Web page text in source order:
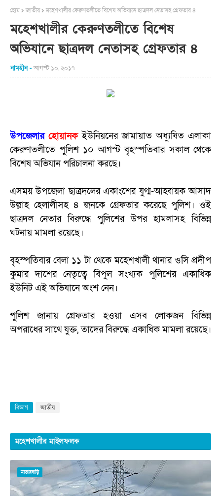
হোম জাতীয় মহেশখালীর কেরুণতলীতে বিশেষ অভিযানে ছাত্রদল নেতাসহ গ্রেফতার ৪
মহেশখালীর কেরুণতলীতে বিশেষ
অভিযানে ছাত্রদল নেতাসহ গ্রেফতার ৪
নামহীন আগস্ট ১০, ২০১৭
উপজেলার হোয়ানকইউনিয়নের জামায়াত অধ্যুষিত এলাকা
কেরুণতলীতে পুলিশ ১০ আগস্ট বৃহস্পতিবার সকাল থেকে
বিশেষ অভিযান পরিচালনা করছে।
এসময় উপজেলা ছাত্রদলের একাংশের যুগ্ম-আহ্বায়ক আসাদ
উল্লাহ হেলালীসহ ৪ জনকে গ্রেফতার করেছে পুলিশ। ওই
ছাত্রদল নেতার বিরুদ্ধে পুলিশের উপর হামলাসহ বিভিন্ন
ঘটনায় মামলা রয়েছে।
বৃহস্পতিবার বেলা ১১ টা থেকে মহেশখালী থানার ওসি প্রদীপ
কুমার দাশের নেতৃত্বে বিপুল সংখ্যক পুলিশের একাধিক
ইউনিট এই অভিযানে অংশ নেন।
পুলিশ জানায় গ্রেফতার হওয়া এসব লোকজন বিভিন্ন
অপরাধের সাথে যুক্ত, তাদের বিরুদ্ধে একাধিক মামলা রয়েছে।
বিভাগ জাতীয়
মহেশখালীর মাইলফলক
মাতারবাড়ি